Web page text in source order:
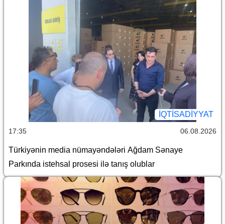
İQTİSADİYYAT
17:35 06.08.2026
Türkiyənin media nümayəndələri Ağdam Sənaye
Parkında istehsal prosesi ilə tanış olublar